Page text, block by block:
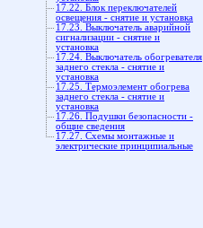
17.22. Блок переключателей
освещения - снятие и установка
17.23. Выключатель аварийной
сигнализации - снятие и
установка
17.24. Выключатель обогревателя
заднего стекла - снятие и
установка
17.25. Термоэлемент обогрева
заднего стекла - снятие и
установка
17.26. Подушки безопасности -
общие сведения
17.27. Схемы монтажные и
электрические принципиальные